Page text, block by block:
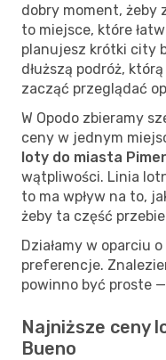
dobry moment, żeby
to miejsce, które
planujesz krótki city
dłuższą podróż,
zacząć przeglądać
W Opodo zbieramy
ceny w jednym
loty do miasta
wątpliwości. Linia
to ma wpływ na to,
żeby ta część
Działamy w oparciu
preferencje.
powinno być proste
Najniższe ceny
Bueno